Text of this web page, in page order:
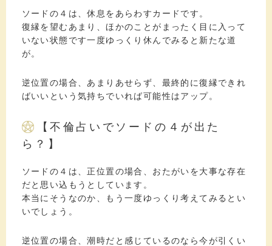
ソードの４は、休息をあらわすカードです。
復縁を望むあまり、ほかのことがまったく目に入って
いない状態です一度ゆっくり休んでみると新たな道
が。
逆位置の場合、あまりあせらず、最終的に復縁できれ
ばいいという気持ちでいれば可能性はアップ。
【不倫占いでソードの４が出た
ら？】
ソードの４は、正位置の場合、おたがいを大事な存在
だと思い込もうとしています。
本当にそうなのか、もう一度ゆっくり考えてみるとい
いでしょう。
逆位置の場合、潮時だと感じているのなら今が引くい